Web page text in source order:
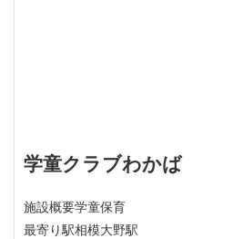
学童クラブわかば
施設概要学童保育
最寄り駅相模大野駅